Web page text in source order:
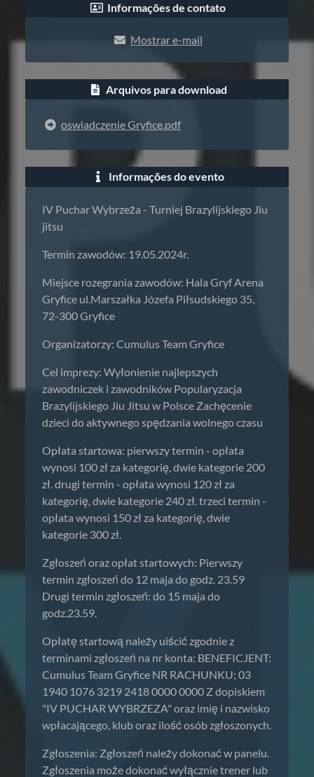
Informações de contato
Mostrar e-mail
Arquivos para download
oswiadczenie Gryfice.pdf
Informações do evento
IV Puchar Wybrzeża - Turniej Brazylijskiego Jiu
jitsu
Termin zawodów: 19.05.2024r.
Miejsce rozegrania zawodów: Hala Gryf Arena
Gryfice ul.Marszałka Józefa Piłsudskiego 35,
72-300 Gryfice
Organizatorzy: Cumulus Team Gryfice
Cel imprezy: Wyłonienie najlepszych
zawodniczek i zawodników Popularyzacja
Brazylijskiego Jiu Jitsu w Polsce Zachęcenie
dzieci do aktywnego spędzania wolnego czasu
Opłata startowa: pierwszy termin - opłata
wynosi 100 zł za kategorię, dwie kategorie 200
zł. drugi termin - opłata wynosi 120 zł za
kategorię, dwie kategorie 240 zł. trzeci termin -
opłata wynosi 150 zł za kategorię, dwie
kategorie 300 zł.
Zgłoszeń oraz opłat startowych: Pierwszy
termin zgłoszeń do 12 maja do godz. 23.59
Drugi termin zgłoszeń: do 15 maja do
godz.23.59.
Opłatę startową należy uiścić zgodnie z
terminami zgłoszeń na nr konta: BENEFICJENT:
Cumulus Team Gryfice NR RACHUNKU; 03
1940 1076 3219 2418 0000 0000 Z dopiskiem
"IV PUCHAR WYBRZEZA" oraz imię i nazwisko
wpłacającego, klub oraz ilość osób zgłoszonych.
Zgłoszenia: Zgłoszeń należy dokonać w panelu.
Zgłoszenia może dokonać wyłącznie trener lub